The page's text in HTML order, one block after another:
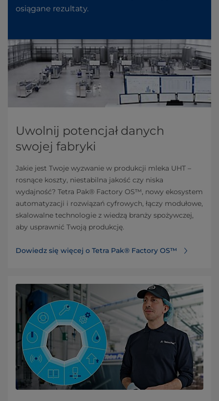
osiągane rezultaty.
Uwolnij potencjał danych
swojej fabryki
Jakie jest Twoje wyzwanie w produkcji mleka UHT –
rosnące koszty, niestabilna jakość czy niska
wydajność? Tetra Pak® Factory OS™, nowy ekosystem
automatyzacji i rozwiązań cyfrowych, łączy modułowe,
skalowalne technologie z wiedzą branży spożywczej,
aby usprawnić Twoją produkcję.
Dowiedz się więcej o Tetra Pak® Factory OS™